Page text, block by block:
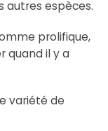
autres espèces.
prolifique,
quand il y a
variété de